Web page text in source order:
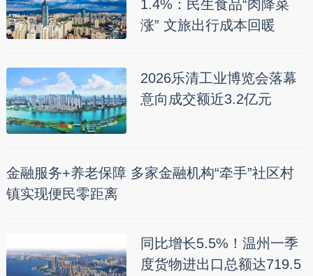
1.4%：民生食品“肉降菜
涨” 文旅出行成本回暖
2026乐清工业博览会落幕
意向成交额近3.2亿元
金融服务+养老保障 多家金融机构“牵手”社区村
镇实现便民零距离
同比增长5.5%！温州一季
度货物进出口总额达719.5